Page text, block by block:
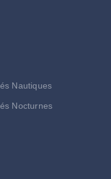
Nautiques
Nocturnes